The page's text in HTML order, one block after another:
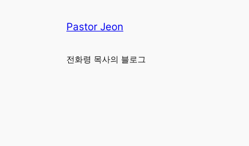
Pastor Jeon
전화령 목사의 블로그